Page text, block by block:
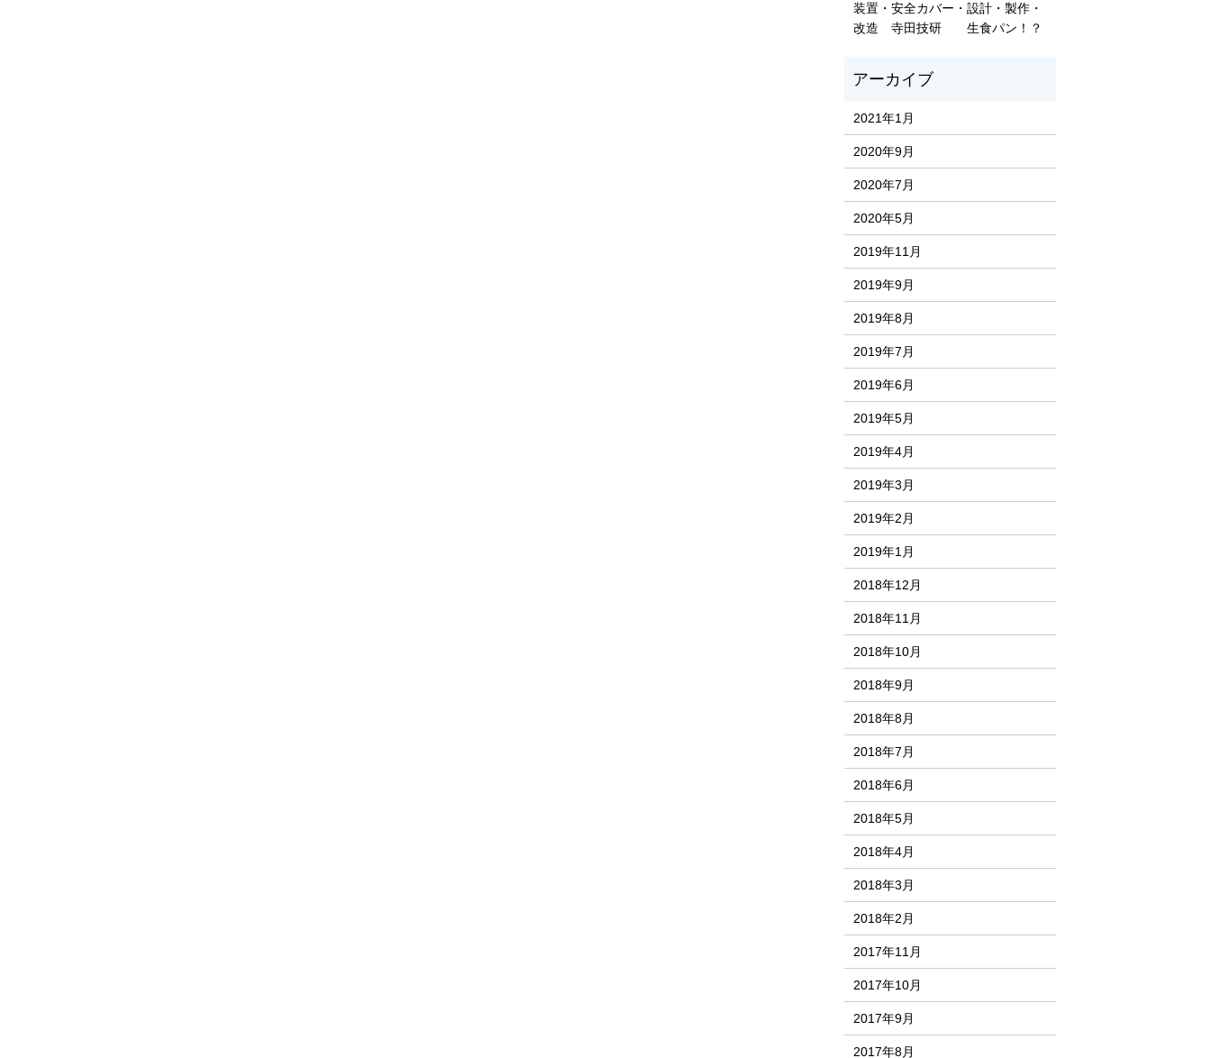
装置・安全カバー・設計・製作・
改造 寺田技研 生食パン！？
2021年1月
2020年9月
2020年7月
2020年5月
2019年11月
2019年9月
2019年8月
2019年7月
2019年6月
2019年5月
2019年4月
2019年3月
2019年2月
2019年1月
2018年12月
2018年11月
2018年10月
2018年9月
2018年8月
2018年7月
2018年6月
2018年5月
2018年4月
2018年3月
2018年2月
2017年11月
2017年10月
2017年9月
2017年8月